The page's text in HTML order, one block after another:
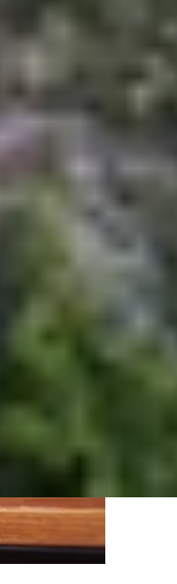
cao người hoặc
thước trên iPhone
dây hay thước
diện tích của các vật